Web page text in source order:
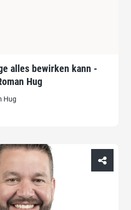
alles bewirken kann -
Hug
Hug